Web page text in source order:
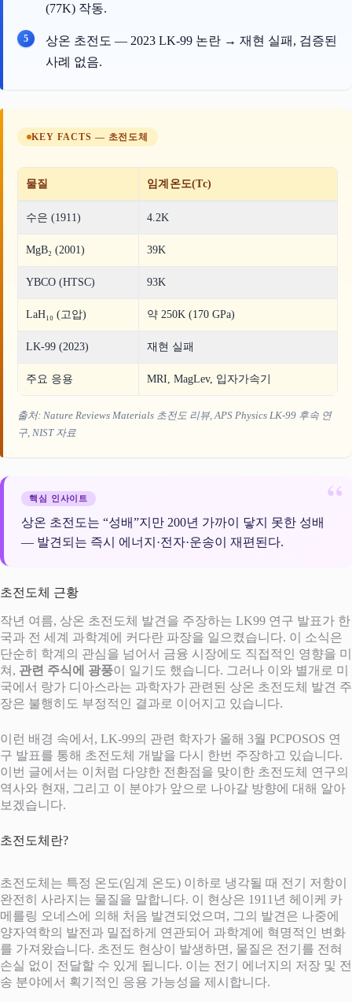
(77K) 작동.
상온 초전도 — 2023 LK-99 논란 → 재현 실패, 검증된
사례 없음.
KEY FACTS — 초전도체
물질 임계온도(Tc)
수은 (1911) 4.2K
MgB₂ (2001) 39K
YBCO (HTSC) 93K
LaH₁₀ (고압) 약 250K (170 GPa)
LK-99 (2023) 재현 실패
주요 응용 MRI, MagLev, 입자가속기
출처: Nature Reviews Materials 초전도 리뷰, APS Physics LK-99 후속 연
구, NIST 자료
핵심 인사이트
상온 초전도는 “성배”지만 200년 가까이 닿지 못한 성배
— 발견되는 즉시 에너지·전자·운송이 재편된다.
초전도체 근황
작년 여름, 상온 초전도체 발견을 주장하는 LK99 연구 발표가 한
국과 전 세계 과학계에 커다란 파장을 일으켰습니다. 이 소식은
단순히 학계의 관심을 넘어서 금융 시장에도 직접적인 영향을 미
쳐, 관련 주식에 광풍이 일기도 했습니다. 그러나 이와 별개로 미
국에서 랑가 디아스라는 과학자가 관련된 상온 초전도체 발견 주
장은 불행히도 부정적인 결과로 이어지고 있습니다.
이런 배경 속에서, LK-99의 관련 학자가 올해 3월 PCPOSOS 연
구 발표를 통해 초전도체 개발을 다시 한번 주장하고 있습니다.
이번 글에서는 이처럼 다양한 전환점을 맞이한 초전도체 연구의
역사와 현재, 그리고 이 분야가 앞으로 나아갈 방향에 대해 알아
보겠습니다.
초전도체란?
초전도체는 특정 온도(임계 온도) 이하로 냉각될 때 전기 저항이
완전히 사라지는 물질을 말합니다. 이 현상은 1911년 헤이케 카
메를링 오네스에 의해 처음 발견되었으며, 그의 발견은 나중에
양자역학의 발전과 밀접하게 연관되어 과학계에 혁명적인 변화
를 가져왔습니다. 초전도 현상이 발생하면, 물질은 전기를 전혀
손실 없이 전달할 수 있게 됩니다. 이는 전기 에너지의 저장 및 전
송 분야에서 획기적인 응용 가능성을 제시합니다.